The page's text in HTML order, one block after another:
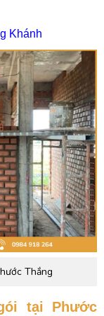
Khánh
Thắng
tại Phước